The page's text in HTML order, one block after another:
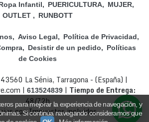
Infantil PUERICULTURA
MUJER
OUTLET
RUNBOTT
Aviso Legal
Política de Privacidad
Desistir de un pedido
Políticas
de Cookies
La Sénia, Tarragona - (España) |
| 613524839 | Tiempo de Entrega:
48/72h
con Impuestos incluidos
para mejorar la experiencia de navegación, y
Si continúa navegando consideramos que